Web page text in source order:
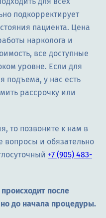
подкорректирует
пациента. Цена
нарколога и
все доступные
уровне. Если для
подъема, у нас есть
рассрочку или
то позвоните к нам в
вопросы и обязательно
+7 (905) 483-
после
до начала процедуры.